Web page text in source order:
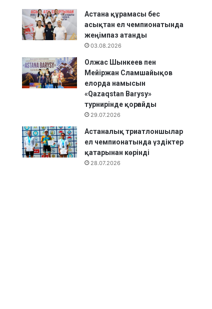
Астана құрамасы бес
асықтан ел чемпионатында
жеңімпаз атанды
03.08.2026
Олжас Шынкеев пен
Мейіржан Сламшайықов
елорда намысын
«Qazaqstan Barysy»
турнирінде қорғайды
29.07.2026
Астаналық триатлоншылар
ел чемпионатында үздіктер
қатарынан көрінді
28.07.2026